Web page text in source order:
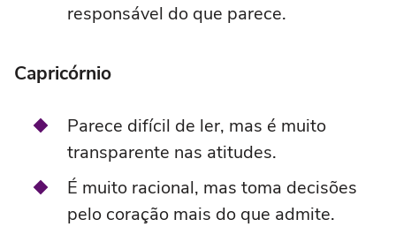
responsável do que parece.
Capricórnio
Parece difícil de ler, mas é muito
transparente nas atitudes.
É muito racional, mas toma decisões
pelo coração mais do que admite.